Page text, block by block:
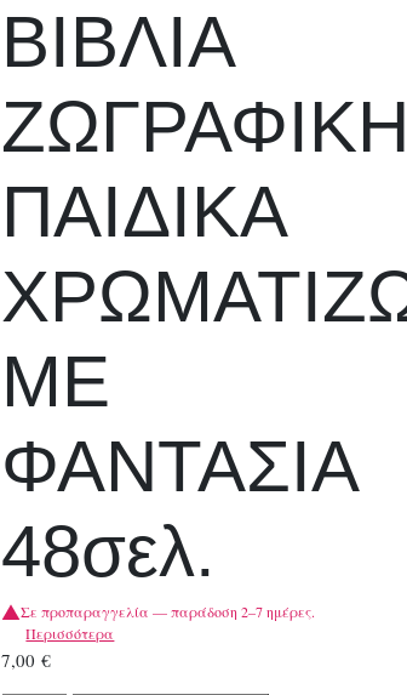
ΒΙΒΛΙΑ
ΠΑΙΔΙΚΑ
ΜΕ
ΦΑΝΤΑΣΙΑ
48σελ.
Σε προπαραγγελία — παράδοση 2–7 ημέρες.
Περισσότερα
7,00€